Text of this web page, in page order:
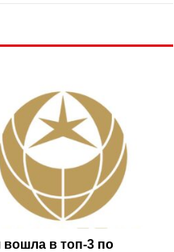
вошла в топ-3 по